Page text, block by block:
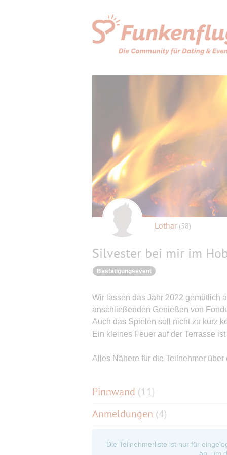
Lothar (58)
Silvester bei mir im
Bestätigungsevent
Wir lassen das Jahr 2022 gemütlich
anschließenden Genießen von
Auch das Spielen soll nicht zu kurz
Ein kleines Feuer auf der Terrasse
Alles Nähere für die Teilnehmer über
Pinnwand (11)
Anmeldungen (4)
Die Teilnehmerliste ist nur für